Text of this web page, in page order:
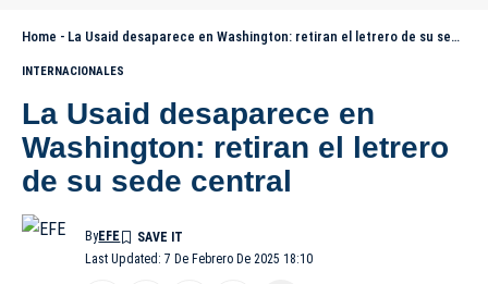
Home - La Usaid desaparece en Washington: retiran el letrero de su sede central
INTERNACIONALES
La Usaid desaparece en
Washington: retiran el letrero
de su sede central
Last Updated: 7 De Febrero De 2025 18:10
ByEFE